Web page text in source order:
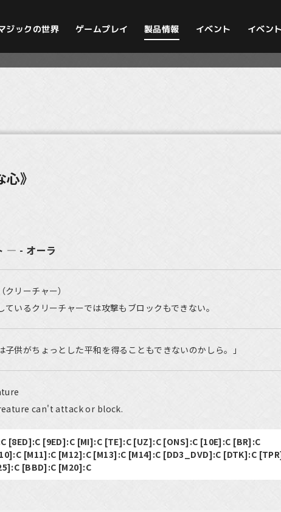
ジックの世界 ゲームプレイ 製品情報 イベント イベン
心》
― - オーラ
リーチャー）
ているクリーチャーでは攻撃もブロックもできない。
子供がちょっとした平和を得ることもできないのかしら。」
can't attack or block.
[8ED]:C [9ED]:C [MI]:C [TE]:C [UZ]:C [ONS]:C [10E]:C [BR]:C
[M11]:C [M12]:C [M13]:C [M14]:C [DD3_DVD]:C [DTK]:C
[BBD]:C [M20]:C